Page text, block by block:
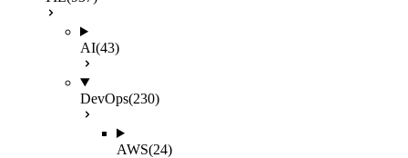
AI(43)
DevOps(230)
AWS(24)